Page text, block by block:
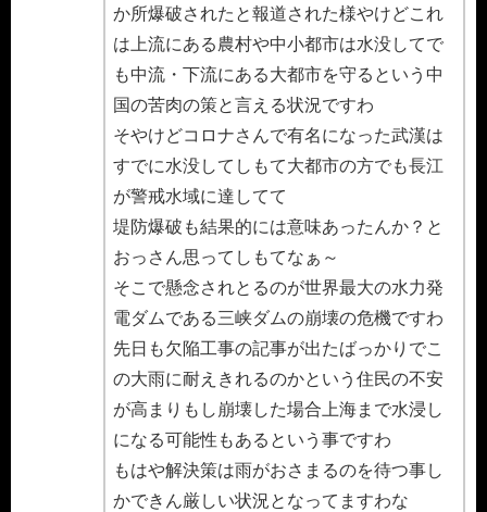
か所爆破されたと報道された様やけどこれ
は上流にある農村や中小都市は水没してで
も中流・下流にある大都市を守るという中
国の苦肉の策と言える状況ですわ
そやけどコロナさんで有名になった武漢は
すでに水没してしもて大都市の方でも長江
が警戒水域に達してて
堤防爆破も結果的には意味あったんか？と
おっさん思ってしもてなぁ～
そこで懸念されとるのが世界最大の水力発
電ダムである三峡ダムの崩壊の危機ですわ
先日も欠陥工事の記事が出たばっかりでこ
の大雨に耐えきれるのかという住民の不安
が高まりもし崩壊した場合上海まで水浸し
になる可能性もあるという事ですわ
もはや解決策は雨がおさまるのを待つ事し
かできん厳しい状況となってますわな